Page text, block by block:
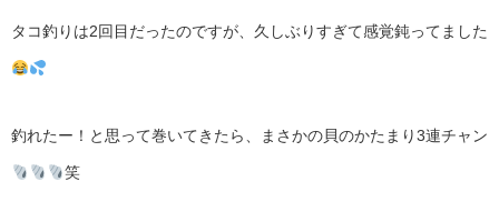
タコ釣りは2回目だったのですが、久しぶりすぎて感覚鈍ってました
釣れたー！と思って巻いてきたら、まさかの貝のかたまり3連チャン
笑